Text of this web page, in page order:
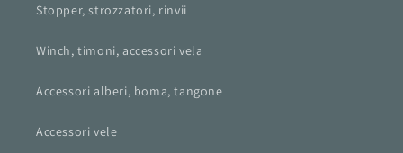
Stopper, strozzatori, rinvii
Winch, timoni, accessori vela
Accessori alberi, boma, tangone
Accessori vele